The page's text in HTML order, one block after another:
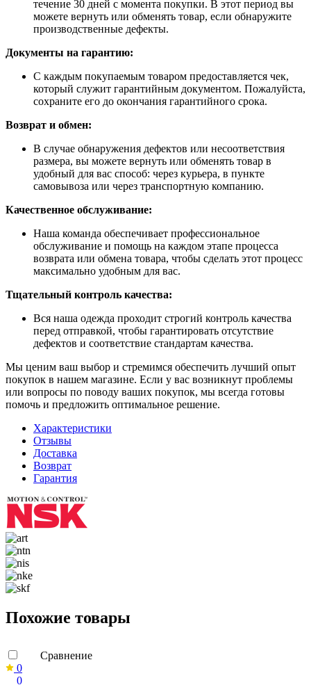
течение 30 дней с момента покупки. В этот период вы
можете вернуть или обменять товар, если обнаружите
производственные дефекты.
Документы на гарантию:
С каждым покупаемым товаром предоставляется чек,
который служит гарантийным документом. Пожалуйста,
сохраните его до окончания гарантийного срока.
Возврат и обмен:
В случае обнаружения дефектов или несоответствия
размера, вы можете вернуть или обменять товар в
удобный для вас способ: через курьера, в пункте
самовывоза или через транспортную компанию.
Качественное обслуживание:
Наша команда обеспечивает профессиональное
обслуживание и помощь на каждом этапе процесса
возврата или обмена товара, чтобы сделать этот процесс
максимально удобным для вас.
Тщательный контроль качества:
Вся наша одежда проходит строгий контроль качества
перед отправкой, чтобы гарантировать отсутствие
дефектов и соответствие стандартам качества.
Мы ценим ваш выбор и стремимся обеспечить лучший опыт
покупок в нашем магазине. Если у вас возникнут проблемы
или вопросы по поводу ваших покупок, мы всегда готовы
помочь и предложить оптимальное решение.
Характеристики
Отзывы
Доставка
Возврат
Гарантия
Похожие товары
Сравнение
0
0